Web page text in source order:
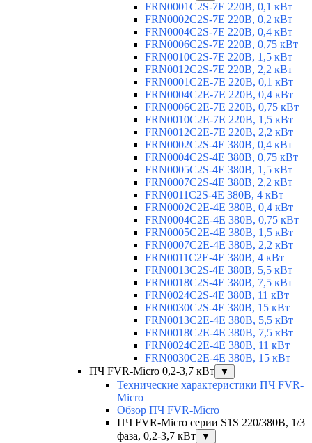
FRN0001C2S-7E 220В, 0,1 кВт
FRN0002C2S-7E 220В, 0,2 кВт
FRN0004C2S-7E 220В, 0,4 кВт
FRN0006C2S-7E 220В, 0,75 кВт
FRN0010C2S-7E 220В, 1,5 кВт
FRN0012C2S-7E 220В, 2,2 кВт
FRN0001C2E-7E 220В, 0,1 кВт
FRN0004C2E-7E 220В, 0,4 кВт
FRN0006C2E-7E 220В, 0,75 кВт
FRN0010C2E-7E 220В, 1,5 кВт
FRN0012C2E-7E 220В, 2,2 кВт
FRN0002C2S-4E 380В, 0,4 кВт
FRN0004C2S-4E 380В, 0,75 кВт
FRN0005C2S-4E 380В, 1,5 кВт
FRN0007C2S-4E 380В, 2,2 кВт
FRN0011C2S-4E 380В, 4 кВт
FRN0002C2E-4E 380В, 0,4 кВт
FRN0004C2E-4E 380В, 0,75 кВт
FRN0005C2E-4E 380В, 1,5 кВт
FRN0007C2E-4E 380В, 2,2 кВт
FRN0011C2E-4E 380В, 4 кВт
FRN0013C2S-4E 380В, 5,5 кВт
FRN0018C2S-4E 380В, 7,5 кВт
FRN0024C2S-4E 380В, 11 кВт
FRN0030C2S-4E 380В, 15 кВт
FRN0013C2E-4E 380В, 5,5 кВт
FRN0018C2E-4E 380В, 7,5 кВт
FRN0024C2E-4E 380В, 11 кВт
FRN0030C2E-4E 380В, 15 кВт
ПЧ FVR-Micro 0,2-3,7 кВт
▼
Технические характеристики ПЧ FVR-
Micro
Обзор ПЧ FVR-Micro
ПЧ FVR-Micro серии S1S 220/380В, 1/3
фаза, 0,2-3,7 кВт
▼